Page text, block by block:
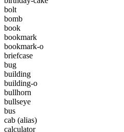
bolt
bomb
book
bookmark
bookmark-o
briefcase
bug
building
building-o
bullhorn
bullseye
bus
cab (alias)
calculator